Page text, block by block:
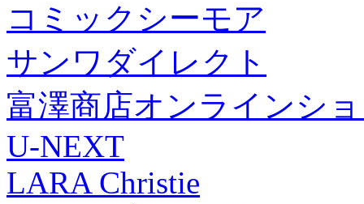
コミックシーモア
サンワダイレクト
富澤商店オンラインシ
U-NEXT
LARA Christie